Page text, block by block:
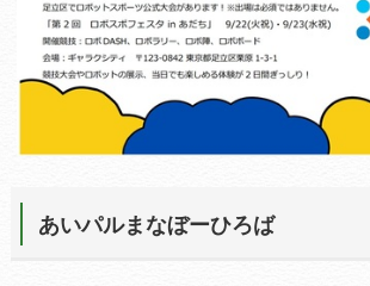
あいパルまなぼーひろば